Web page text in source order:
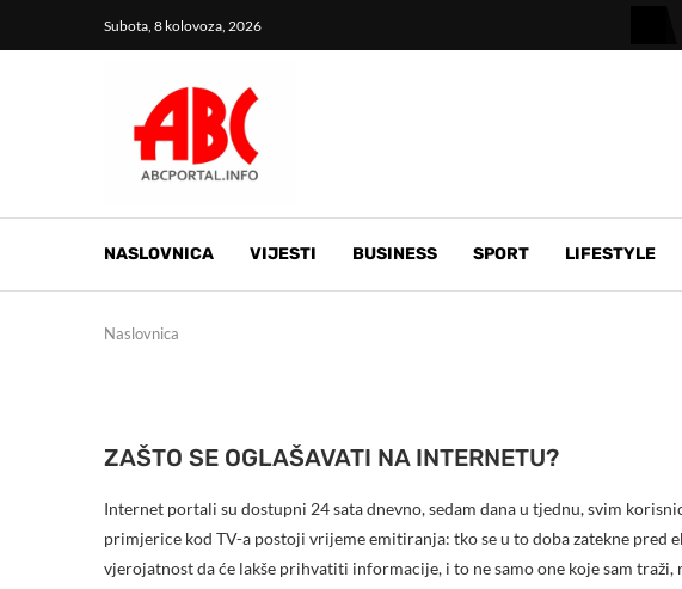
Subota, 8 kolovoza, 2026
NASLOVNICA VIJESTI BUSINESS SPORT LIFESTYLE
Naslovnica
ZAŠTO SE OGLAŠAVATI NA INTERNETU?
Internet portali su dostupni 24 sata dnevno, sedam dana u tjednu, svim
primjerice kod TV-a postoji vrijeme emitiranja: tko se u to doba zatekne
vjerojatnost da će lakše prihvatiti informacije, i to ne samo one koje sam traži,